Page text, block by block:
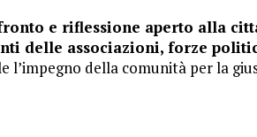
e riflessione aperto alla
delle associazioni, forze
l’impegno della comunità per la